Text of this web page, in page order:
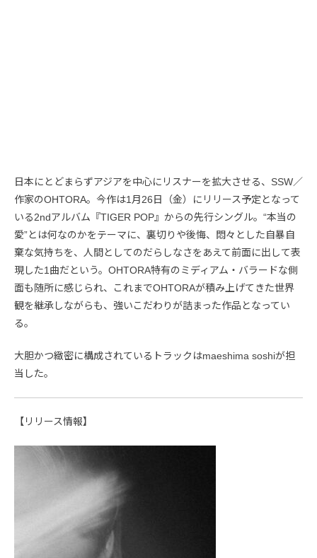
日本にとどまらずアジアを中心にリスナーを拡大させる、SSW／
作家のOHTORA。今作は1月26日（金）にリリース予定となって
いる2ndアルバム『TIGER POP』からの先行シングル。“本当の
愛”とは何なのかをテーマに、裏切りや後悔、悶々とした自暴自
棄な気持ちを、人間としてのだらしなさをあえて前面に出して表
現した1曲だという。OHTORA特有のミディアム・バラードな側
面も随所に感じられ、これまでOHTORAが積み上げてきた世界
観を継承しながらも、強いこだわりが詰まった作品となってい
る。
大胆かつ緻密に構成されているトラックはmaeshima soshiが担
当した。
【リリース情報】